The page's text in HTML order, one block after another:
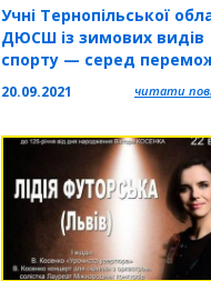
Учні Тернопільської
ДЮСШ із зимових видів
спорту — серед
Чемпіонату України
20.09.2021 читати